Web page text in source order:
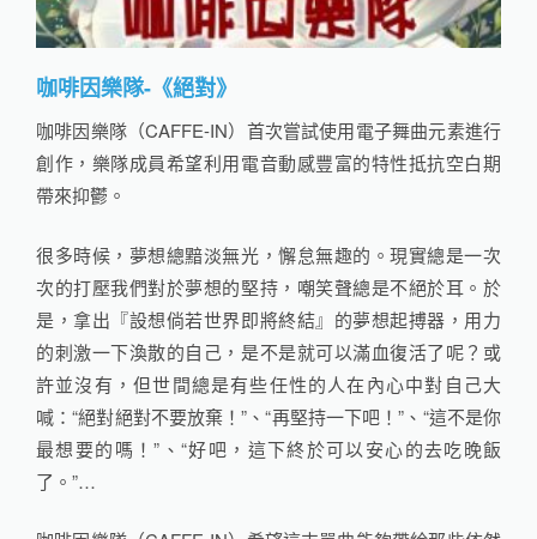
咖啡因樂隊-《絕對》
咖啡因樂隊（CAFFE-IN）首次嘗試使用電子舞曲元素進行
創作，樂隊成員希望利用電音動感豐富的特性抵抗空白期
帶來抑鬱。
很多時候，夢想總黯淡無光，懈怠無趣的。現實總是一次
次的打壓我們對於夢想的堅持，嘲笑聲總是不絕於耳。於
是，拿出『設想倘若世界即將終結』的夢想起搏器，用力
的刺激一下渙散的自己，是不是就可以滿血復活了呢？或
許並沒有，但世間總是有些任性的人在內心中對自己大
喊：“絕對絕對不要放棄！”、“再堅持一下吧！”、“這不是你
最想要的嗎！”、“好吧，這下終於可以安心的去吃晚飯
了。”…